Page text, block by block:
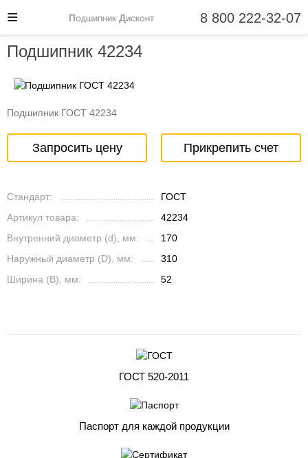
Подшипник 42234
Подшипник ГОСТ 42234
Запросить цену Прикрепить счет
Стандарт:
ГОСТ
Артикул товара:
42234
Внутренний диаметр (d), мм:
170
Наружный диаметр (D), мм:
310
Ширина (B), мм:
52
ГОСТ 520-2011
Паспорт для каждой продукции
Подшипник Дисконт 8 800 222-32-07